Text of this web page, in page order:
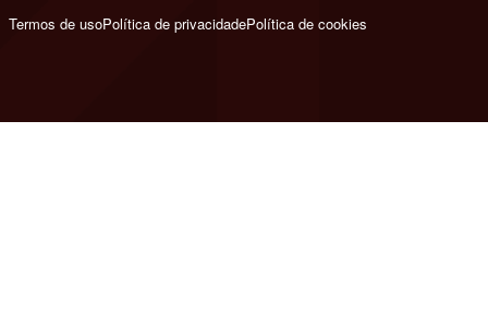
Termos de usoPolítica de privacidadePolítica de cookies